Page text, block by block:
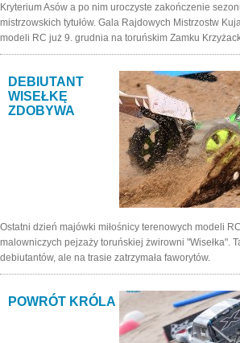
Kryterium Asów a po nim uroczyste zakończenie
mistrzowskich tytułów. Gala Rajdowych Mistrzostw
modeli RC już 9. grudnia na toruńskim Zamku
DEBIUTANT
WISEŁKĘ
ZDOBYWA
Ostatni dzień majówki miłośnicy terenowych modeli
malowniczych pejzaży toruńskiej żwirowni "Wisełka".
debiutantów, ale na trasie zatrzymała faworytów.
POWRÓT KRÓLA